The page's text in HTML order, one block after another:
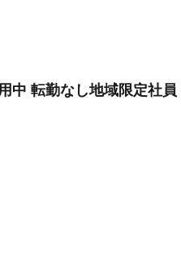
中 転勤なし地域限定社員